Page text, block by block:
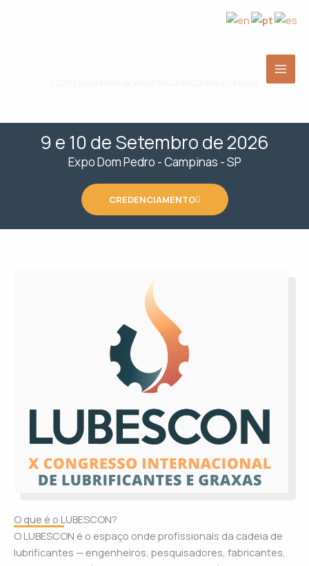
9 e 10 de Setembro de 2026
Expo Dom Pedro - Campinas - SP
CREDENCIAMENTO
O que é o LUBESCON?
O LUBESCON é o espaço onde profissionais da cadeia de
lubrificantes — engenheiros, pesquisadores, fabricantes,